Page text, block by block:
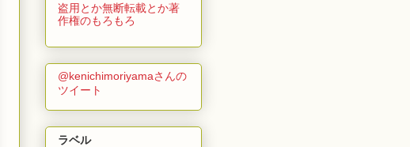
盗用とか無断転載とか著
作権のもろもろ
@kenichimoriyamaさんの
ツイート
ラベル